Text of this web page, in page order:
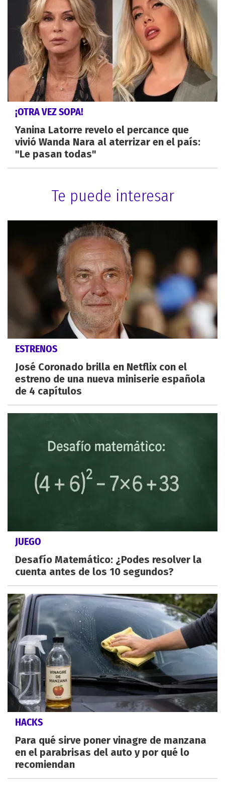
¡OTRA VEZ SOPA!
Yanina Latorre revelo el percance que
vivió Wanda Nara al aterrizar en el país:
"Le pasan todas"
Te puede interesar
ESTRENOS
José Coronado brilla en Netflix con el
estreno de una nueva miniserie española
de 4 capítulos
JUEGO
Desafío Matemático: ¿Podes resolver la
cuenta antes de los 10 segundos?
HACKS
Para qué sirve poner vinagre de manzana
en el parabrisas del auto y por qué lo
recomiendan